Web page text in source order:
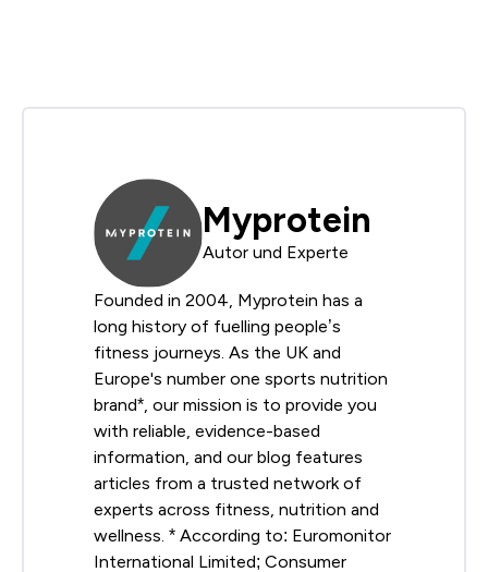
Myprotein
Autor und Experte
Founded in 2004, Myprotein has a
long history of fuelling people’s
fitness journeys. As the UK and
Europe's number one sports nutrition
brand*, our mission is to provide you
with reliable, evidence-based
information, and our blog features
articles from a trusted network of
experts across fitness, nutrition and
wellness. * According to: Euromonitor
International Limited; Consumer